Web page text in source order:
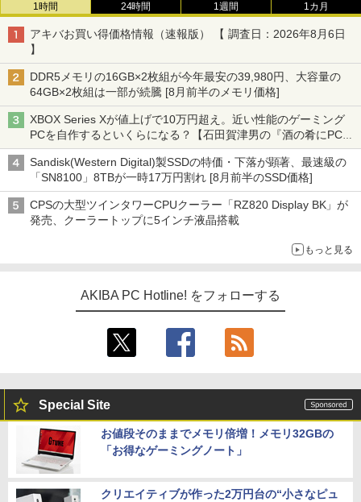
1時間 24時間 1週間 1カ月
アキバお買い得価格情報（速報版） 【 調査日：2026年8月6日
】
DDR5メモリの16GB×2枚組が今年最安の39,980円、大容量の
64GB×2枚組は一部が続騰 [8月前半のメモリ価格]
XBOX Series Xが値上げで10万円超え。近い性能のゲーミング
PCを自作するといくらになる？【石田賀津男の『酒の肴にPCゲ
ーム』】
Sandisk(Western Digital)製SSDの特価・下落が顕著、最速級の
「SN8100」8TBが一時17万円割れ [8月前半のSSD価格]
CPSの大型ツインタワーCPUクーラー「RZ820 Display BK」が
発売、クーラートップに5インチ液晶搭載
もっと見る
AKIBA PC Hotline! をフォローする
Special Site
お値段そのままでメモリ倍増！メモリ32GBの
「お得なゲーミングノート」
クリエイティブが作った2万円台の“小さなピュ